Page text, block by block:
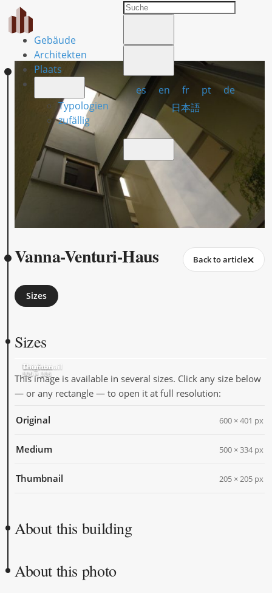
Gebäude
Architekten
Plaats
Typologien
zufällig
es en fr pt
de
日本語
Vanna-Venturi-Haus Back to article
Sizes
Sizes
Original
600 × 401
Medium
500 × 334
Thumbnail
205 × 205
This image is available in several sizes. Click any size below
— or any rectangle — to open it at full resolution:
Original 600 × 401 px
Medium 500 × 334 px
Thumbnail 205 × 205 px
About this building
About this photo